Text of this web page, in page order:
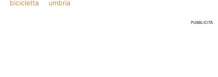
bicicletta umbria
PUBBLICITÀ